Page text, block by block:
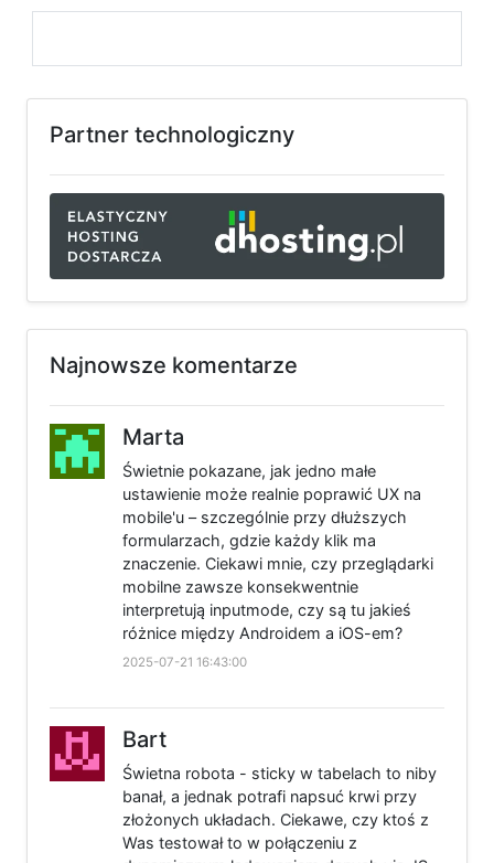
Jak
z
Partner technologiczny
Najnowsze komentarze
Marta
Świetnie pokazane, jak jedno małe
ustawienie może realnie poprawić UX na
mobile'u – szczególnie przy dłuższych
formularzach, gdzie każdy klik ma
znaczenie. Ciekawi mnie, czy przeglądarki
mobilne zawsze konsekwentnie
interpretują inputmode, czy są tu jakieś
różnice między Androidem a iOS-em?
2025-07-21 16:43:00
Bart
Świetna robota - sticky w tabelach to niby
banał, a jednak potrafi napsuć krwi przy
złożonych układach. Ciekawe, czy ktoś z
Was testował to w połączeniu z